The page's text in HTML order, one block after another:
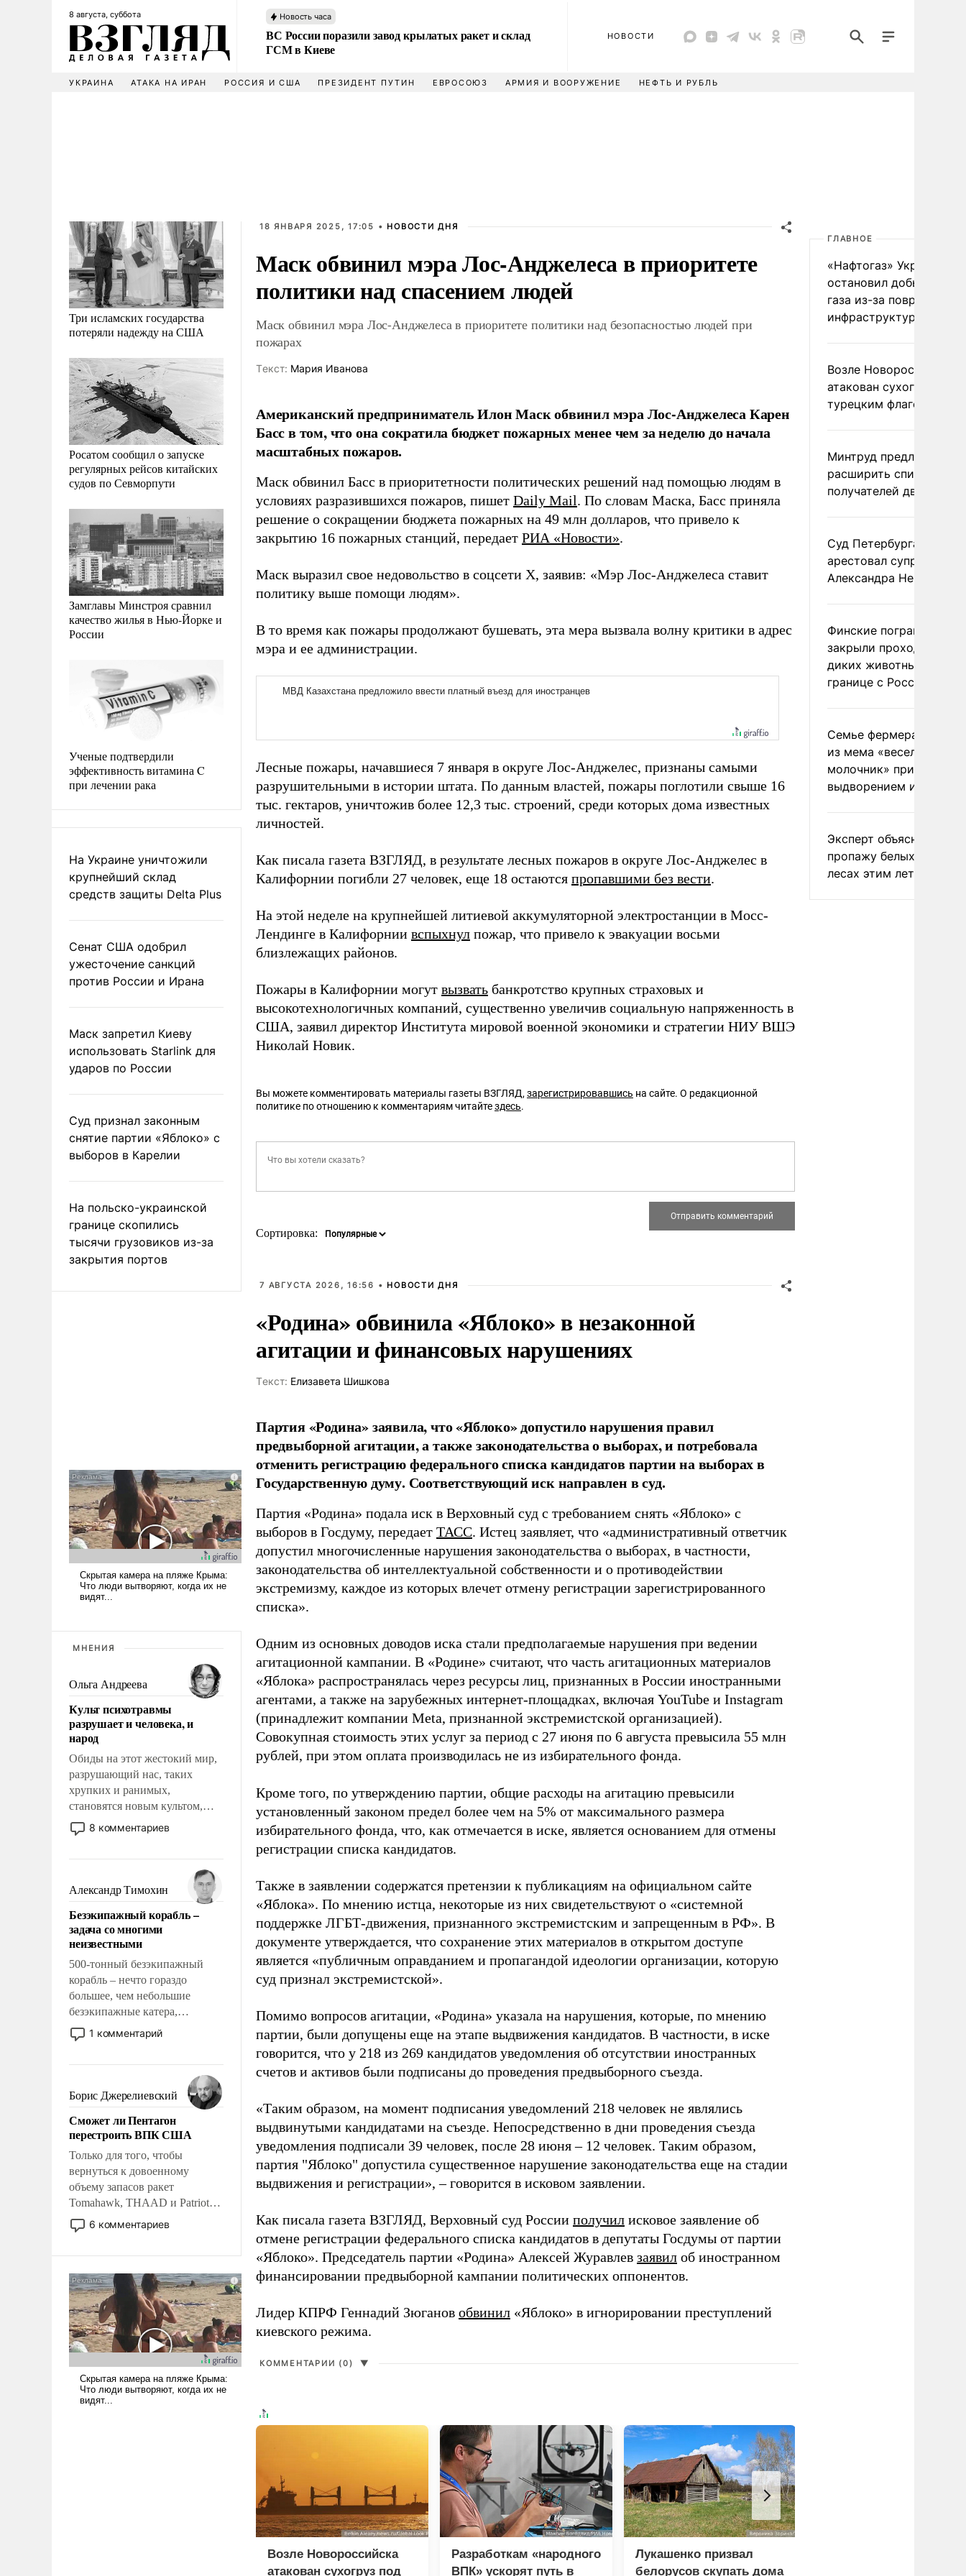
8 августа, суббота Новость часа
ВС России поразили завод крылатых ракет и склад
ГСМ в Киеве
НОВОСТИ
УКРАИНА АТАКА НА ИРАН РОССИЯ И США ПРЕЗИДЕНТ ПУТИН ЕВРОСОЮЗ АРМИЯ И ВООРУЖЕНИЕ НЕФТЬ И РУБЛЬ
Три исламских государства
потеряли надежду на США
Росатом сообщил о запуске
регулярных рейсов китайских
судов по Севморпути
Замглавы Минстроя сравнил
качество жилья в Нью-Йорке и
России
Ученые подтвердили
эффективность витамина C
при лечении рака
На Украине уничтожили
крупнейший склад
средств защиты Delta Plus
Сенат США одобрил
ужесточение санкций
против России и Ирана
Маск запретил Киеву
использовать Starlink для
ударов по России
Суд признал законным
снятие партии «Яблоко» с
выборов в Карелии
На польско-украинской
границе скопились
тысячи грузовиков из-за
закрытия портов
МНЕНИЯ
Ольга Андреева
Культ психотравмы
разрушает и человека, и
народ
Обиды на этот жестокий мир,
разрушающий нас, таких
хрупких и ранимых,
становятся новым культом,
постепенно вытесняя и
отменяя традиционное
мужественным и твердым под
ударами судьбы, брать на себя
ответственность, помогать
слабым, идти вперед и
адаптироваться.
8 комментариев
Александр Тимохин
Безэкипажный корабль –
задача со многими
неизвестными
500-тонный безэкипажный
корабль – нечто гораздо
большее, чем небольшие
безэкипажные катера,
применение которых уже
стало обыденностью. Задача по
сложна и амбициозна. Однако
и ее реализация радикально
поднимет наши боевые
возможности.
1 комментарий
Борис Джерелиевский
Сможет ли Пентагон
перестроить ВПК США
Только для того, чтобы
вернуться к довоенному
объему запасов ракет
Tomahawk, THAAD и Patriot
США потребуется более трех
лет. Даже небольшая война с
Сложившаяся ситуация
означает многолетний период
уязвимости США, например,
перед Китаем.
6 комментариев
18 ЯНВАРЯ 2025, 17:05 • НОВОСТИ ДНЯ
Маск обвинил мэра Лос-Анджелеса в приоритете
политики над спасением людей
Маск обвинил мэра Лос-Анджелеса в приоритете политики над безопасностью людей при
пожарах
Tекст: Мария Иванова
Американский предприниматель Илон Маск обвинил мэра Лос-Анджелеса Карен
Басс в том, что она сократила бюджет пожарных менее чем за неделю до начала
масштабных пожаров.
Маск обвинил Басс в приоритетности политических решений над помощью людям в
условиях разразившихся пожаров, пишет Daily Mail. По словам Маска, Басс приняла
решение о сокращении бюджета пожарных на 49 млн долларов, что привело к
закрытию 16 пожарных станций, передает РИА «Новости».
Маск выразил свое недовольство в соцсети Х, заявив: «Мэр Лос-Анджелеса ставит
политику выше помощи людям».
В то время как пожары продолжают бушевать, эта мера вызвала волну критики в адрес
мэра и ее администрации.
Лесные пожары, начавшиеся 7 января в округе Лос-Анджелес, признаны самыми
разрушительными в истории штата. По данным властей, пожары поглотили свыше 16
тыс. гектаров, уничтожив более 12,3 тыс. строений, среди которых дома известных
личностей.
Как писала газета ВЗГЛЯД, в результате лесных пожаров в округе Лос-Анджелес в
Калифорнии погибли 27 человек, еще 18 остаются пропавшими без вести.
На этой неделе на крупнейшей литиевой аккумуляторной электростанции в Мосс-
Лендинге в Калифорнии вспыхнул пожар, что привело к эвакуации восьми
близлежащих районов.
Пожары в Калифорнии могут вызвать банкротство крупных страховых и
высокотехнологичных компаний, существенно увеличив социальную напряженность в
США, заявил директор Института мировой военной экономики и стратегии НИУ ВШЭ
Николай Новик.
Вы можете комментировать материалы газеты ВЗГЛЯД, зарегистрировавшись на сайте. О редакционной
политике по отношению к комментариям читайтездесь.
Сортировка:
7 АВГУСТА 2026, 16:56 • НОВОСТИ ДНЯ
«Родина» обвинила «Яблоко» в незаконной
агитации и финансовых нарушениях
Tекст: Елизавета Шишкова
Партия «Родина» заявила, что «Яблоко» допустило нарушения правил
предвыборной агитации, а также законодательства о выборах, и потребовала
отменить регистрацию федерального списка кандидатов партии на выборах в
Государственную думу. Соответствующий иск направлен в суд.
Партия «Родина» подала иск в Верховный суд с требованием снять «Яблоко» с
выборов в Госдуму, передает ТАСС. Истец заявляет, что «административный ответчик
допустил многочисленные нарушения законодательства о выборах, в частности,
законодательства об интеллектуальной собственности и о противодействии
экстремизму, каждое из которых влечет отмену регистрации зарегистрированного
списка».
Одним из основных доводов иска стали предполагаемые нарушения при ведении
агитационной кампании. В «Родине» считают, что часть агитационных материалов
«Яблока» распространялась через ресурсы лиц, признанных в России иностранными
агентами, а также на зарубежных интернет-площадках, включая YouTube и Instagram
(принадлежит компании Meta, признанной экстремистской организацией).
Совокупная стоимость этих услуг за период с 27 июня по 6 августа превысила 55 млн
рублей, при этом оплата производилась не из избирательного фонда.
Кроме того, по утверждению партии, общие расходы на агитацию превысили
установленный законом предел более чем на 5% от максимального размера
избирательного фонда, что, как отмечается в иске, является основанием для отмены
регистрации списка кандидатов.
Также в заявлении содержатся претензии к публикациям на официальном сайте
«Яблока». По мнению истца, некоторые из них свидетельствуют о «системной
поддержке ЛГБТ-движения, признанного экстремистским и запрещенным в РФ». В
документе утверждается, что сохранение этих материалов в открытом доступе
является «публичным оправданием и пропагандой идеологии организации, которую
суд признал экстремистской».
Помимо вопросов агитации, «Родина» указала на нарушения, которые, по мнению
партии, были допущены еще на этапе выдвижения кандидатов. В частности, в иске
говорится, что у 218 из 269 кандидатов уведомления об отсутствии иностранных
счетов и активов были подписаны до проведения предвыборного съезда.
«Таким образом, на момент подписания уведомлений 218 человек не являлись
выдвинутыми кандидатами на съезде. Непосредственно в дни проведения съезда
уведомления подписали 39 человек, после 28 июня – 12 человек. Таким образом,
партия "Яблоко" допустила существенное нарушение законодательства еще на стадии
выдвижения и регистрации», – говорится в исковом заявлении.
Как писала газета ВЗГЛЯД, Верховный суд России получил исковое заявление об
отмене регистрации федерального списка кандидатов в депутаты Госдумы от партии
«Яблоко». Председатель партии «Родина» Алексей Журавлев заявил об иностранном
финансировании предвыборной кампании политических оппонентов.
Лидер КПРФ Геннадий Зюганов обвинил «Яблоко» в игнорировании преступлений
киевского режима.
КОММЕНТАРИИ (0) ▼
Возле Новороссийска
атакован сухогруз под
Разработкам «народного
ВПК» ускорят путь в
Лукашенко призвал
белорусов скупать дома
ГЛАВНОЕ
«Нафтогаз» Украины
остановил добычу
газа из-за повреждения
инфраструктуры
Возле Новороссийска
атакован сухогруз под
турецким флагом
Минтруд предложил
расширить список
получателей двух
Суд Петербурга заочно
арестовал супругу
Александра Невзорова
Финские пограничники
закрыли проходы для
диких животных на
границе с Россией
Семье фермера
из мема «веселый
молочник» пригрозили
выдворением из
Эксперт объяснил
пропажу белых грибов
лесах этим летом